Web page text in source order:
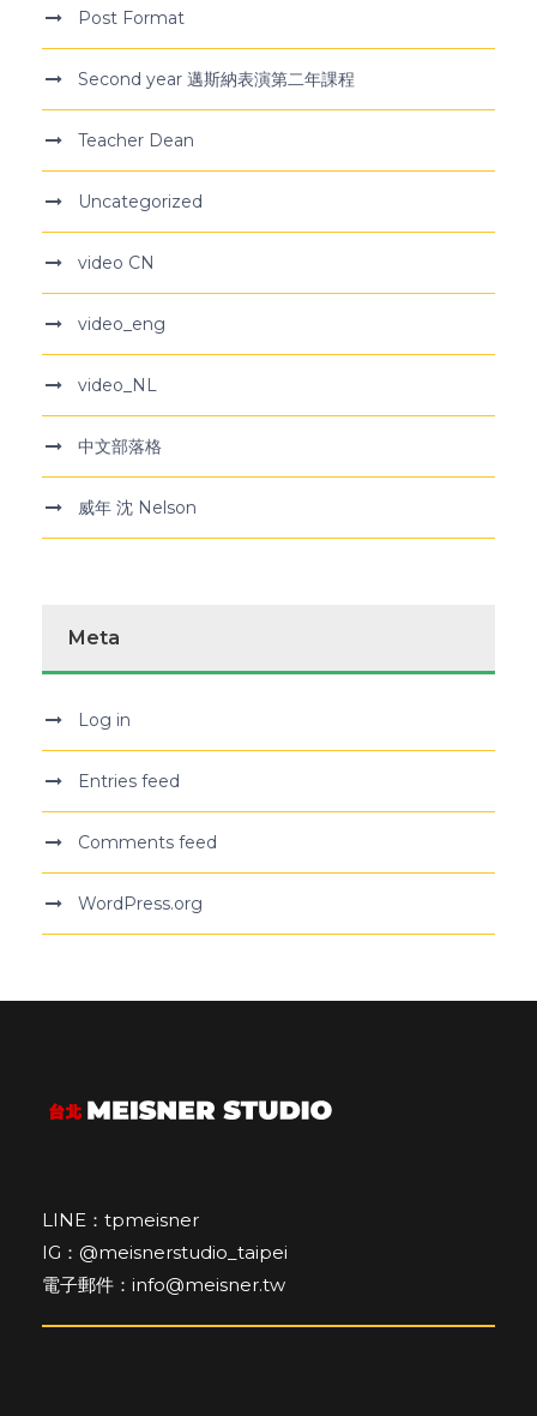
Post Format
Second year 邁斯納表演第二年課程
Teacher Dean
Uncategorized
video CN
video_eng
video_NL
中文部落格
威年 沈 Nelson
Meta
Log in
Entries feed
Comments feed
WordPress.org
LINE：tpmeisner
IG：@meisnerstudio_taipei
電子郵件：info@meisner.tw